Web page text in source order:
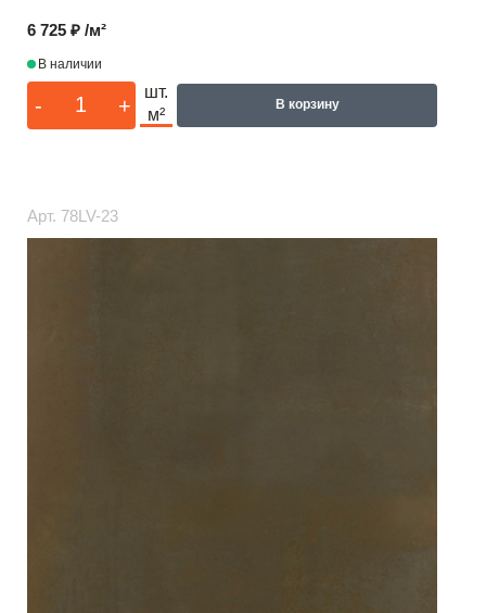
6 725 ₽ /м²
В наличии
- +
шт.
м²
В корзину
Арт. 78LV-23